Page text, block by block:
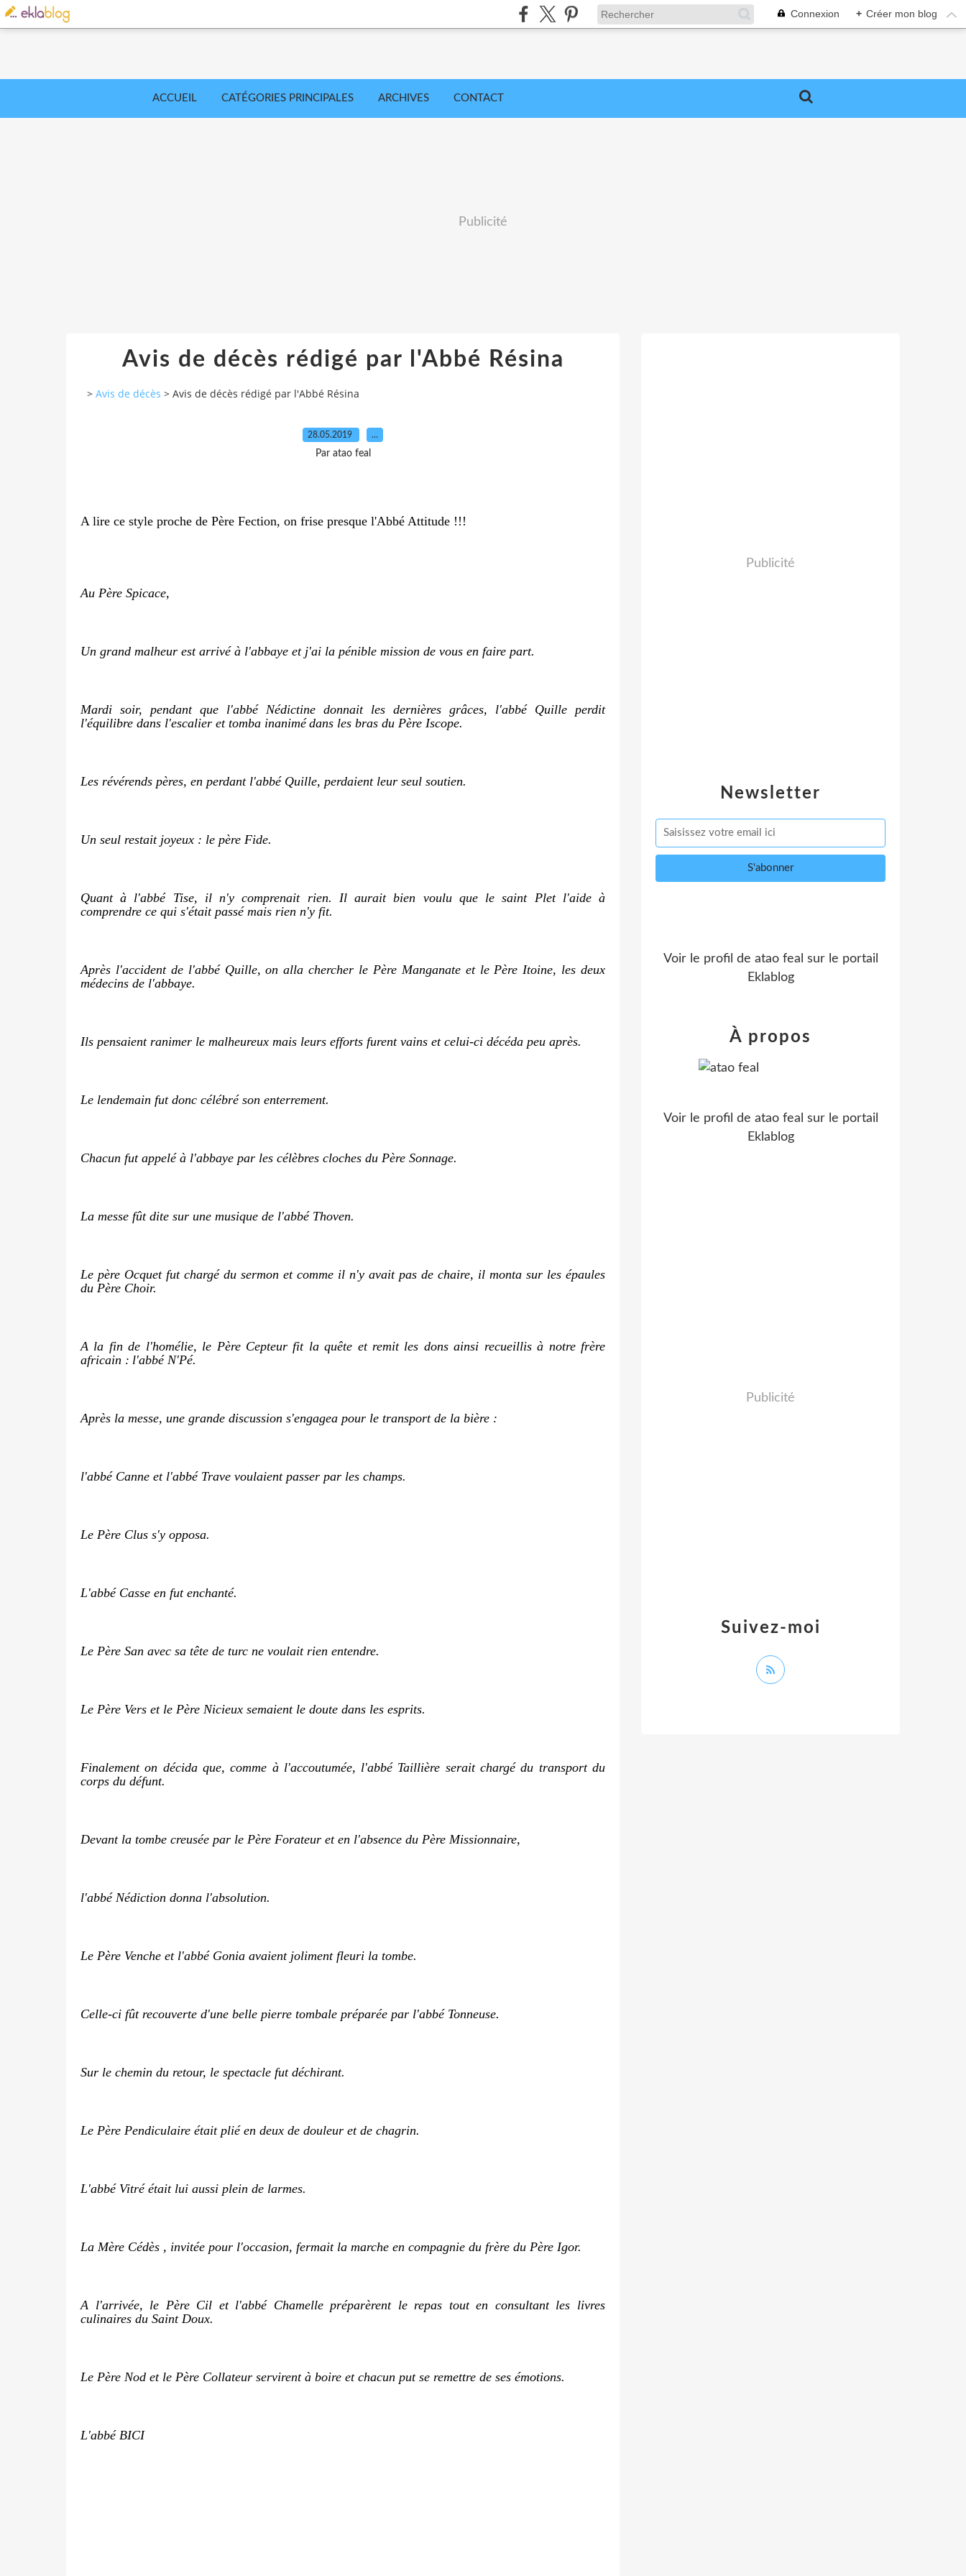
Connexion + Créer mon blog
ACCUEIL CATÉGORIES PRINCIPALES ARCHIVES CONTACT
Publicité
Avis de décès rédigé par l'Abbé Résina
> Avis de décès > Avis de décès rédigé par l'Abbé Résina
28.05.2019 …
Par atao feal
A lire ce style proche de Père Fection, on frise presque l'Abbé Attitude !!!
Au Père Spicace,
Un grand malheur est arrivé à l'abbaye et j'ai la pénible mission de vous en faire part.
Mardi soir, pendant que l'abbé Nédictine donnait les dernières grâces, l'abbé Quille perdit
l'équilibre dans l'escalier et tomba inanimé dans les bras du Père Iscope.
Les révérends pères, en perdant l'abbé Quille, perdaient leur seul soutien.
Un seul restait joyeux : le père Fide.
Quant à l'abbé Tise, il n'y comprenait rien. Il aurait bien voulu que le saint Plet l'aide à
comprendre ce qui s'était passé mais rien n'y fit.
Après l'accident de l'abbé Quille, on alla chercher le Père Manganate et le Père Itoine, les deux
médecins de l'abbaye.
Ils pensaient ranimer le malheureux mais leurs efforts furent vains et celui-ci décéda peu après.
Le lendemain fut donc célébré son enterrement.
Chacun fut appelé à l'abbaye par les célèbres cloches du Père Sonnage.
La messe fût dite sur une musique de l'abbé Thoven.
Le père Ocquet fut chargé du sermon et comme il n'y avait pas de chaire, il monta sur les épaules
du Père Choir.
A la fin de l'homélie, le Père Cepteur fit la quête et remit les dons ainsi recueillis à notre frère
africain : l'abbé N'Pé.
Après la messe, une grande discussion s'engagea pour le transport de la bière :
l'abbé Canne et l'abbé Trave voulaient passer par les champs.
Le Père Clus s'y opposa.
L'abbé Casse en fut enchanté.
Le Père San avec sa tête de turc ne voulait rien entendre.
Le Père Vers et le Père Nicieux semaient le doute dans les esprits.
Finalement on décida que, comme à l'accoutumée, l'abbé Taillière serait chargé du transport du
corps du défunt.
Devant la tombe creusée par le Père Forateur et en l'absence du Père Missionnaire,
l'abbé Nédiction donna l'absolution.
Le Père Venche et l'abbé Gonia avaient joliment fleuri la tombe.
Celle-ci fût recouverte d'une belle pierre tombale préparée par l'abbé Tonneuse.
Sur le chemin du retour, le spectacle fut déchirant.
Le Père Pendiculaire était plié en deux de douleur et de chagrin.
L'abbé Vitré était lui aussi plein de larmes.
La Mère Cédès , invitée pour l'occasion, fermait la marche en compagnie du frère du Père Igor.
A l'arrivée, le Père Cil et l'abbé Chamelle préparèrent le repas tout en consultant les livres
culinaires du Saint Doux.
Le Père Nod et le Père Collateur servirent à boire et chacun put se remettre de ses émotions.
L'abbé BICI
Newsletter
Publicité
Voir le profil de atao feal sur le portail
Eklablog
Suivez-moi
À propos
Voir le profil de atao feal sur le portail
Eklablog
Publicité